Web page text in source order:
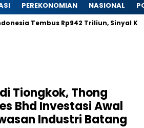
PEREKONOMIAN NASIONAL
Tembus Rp942 Triliun, Sinyal
Tiongkok, Thong
Bhd Investasi Awal
Industri Batang